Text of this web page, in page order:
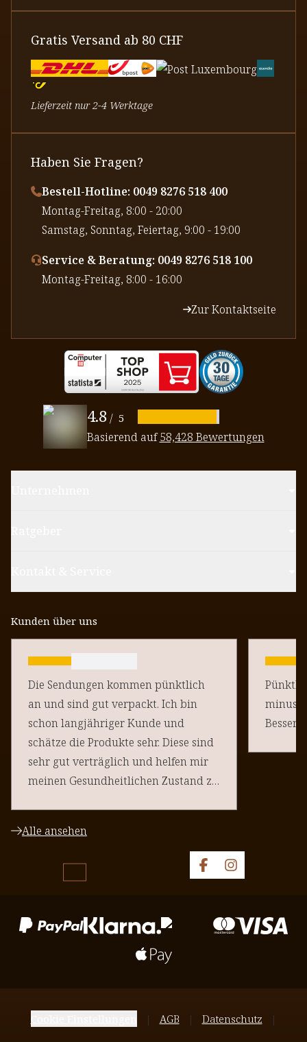
Gratis Versand ab 80 CHF
Lieferzeit nur 2-4 Werktage
Haben Sie Fragen?
Bestell-Hotline: 0049 8276 518 400
⁠Montag-Freitag, 8:00 - 20:00
⁠Samstag, Sonntag, Feiertag, 9:00 - 19:00
Service & Beratung: 0049 8276 518 100
⁠Montag-Freitag, 8:00 - 16:00
Zur Kontaktseite
4.8 / 5
Basierend auf58,428 Bewertungen
Kunden über uns
Die Sendungen kommen pünktlich
an und sind gut verpackt. Ich bin
schon langjähriger Kunde und
schätze die Produkte sehr. Diese sind
sehr gut verträglich und helfen mir
meinen Gesundheitlichen Zustand zu
Pünktlich
minus
Alle ansehen
AGB Datenschutz